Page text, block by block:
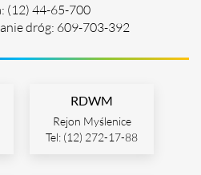
(12) 44-65-700
dróg: 609-703-392
RDWM
Rejon Myślenice
Tel: (12) 272-17-88